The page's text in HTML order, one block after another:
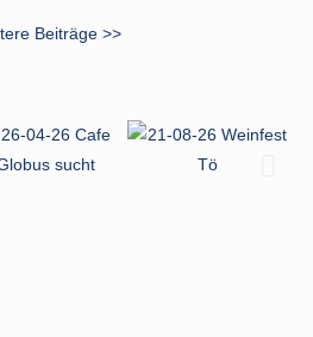
Beiträge >>